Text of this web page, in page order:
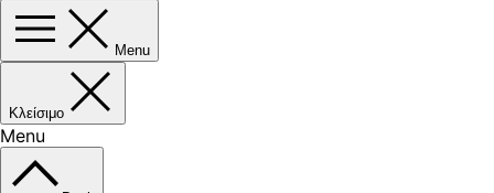
Menu
Κλείσιμο
Menu